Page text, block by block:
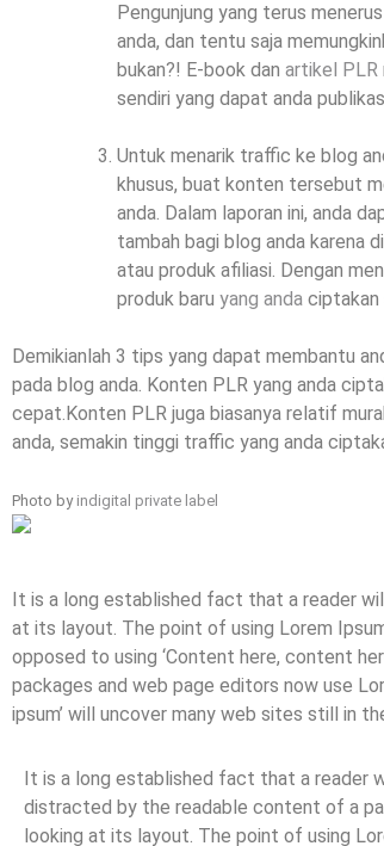
Pengunjung yang terus
anda, dan tentu saja
bukan?! E-book dan artikel PLR
sendiri yang dapat anda
Untuk menarik traffic ke blog
khusus, buat konten tersebut
anda. Dalam laporan ini, anda
tambah bagi blog anda karena
atau produk afiliasi. Dengan
produk baru yang anda ciptakan
Demikianlah 3 tips yang dapat membantu
pada blog anda. Konten PLR yang anda
cepat.Konten PLR juga biasanya relatif
anda, semakin tinggi traffic yang anda
Photo by indigital private label
It is a long established fact that a reader
at its layout. The point of using Lorem
opposed to using ‘Content here, content
packages and web page editors now use
ipsum’ will uncover many web sites still in
It is a long established fact that a reader
distracted by the readable content of a
looking at its layout. The point of using